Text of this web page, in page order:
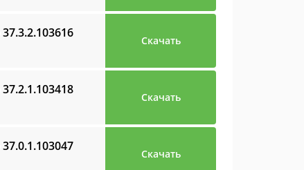
37.3.2.103616
Скачать
37.2.1.103418
Скачать
37.0.1.103047
Скачать